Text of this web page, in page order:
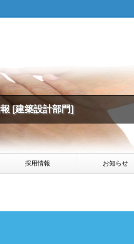
[建築設計部門]
採用情報 お知らせ